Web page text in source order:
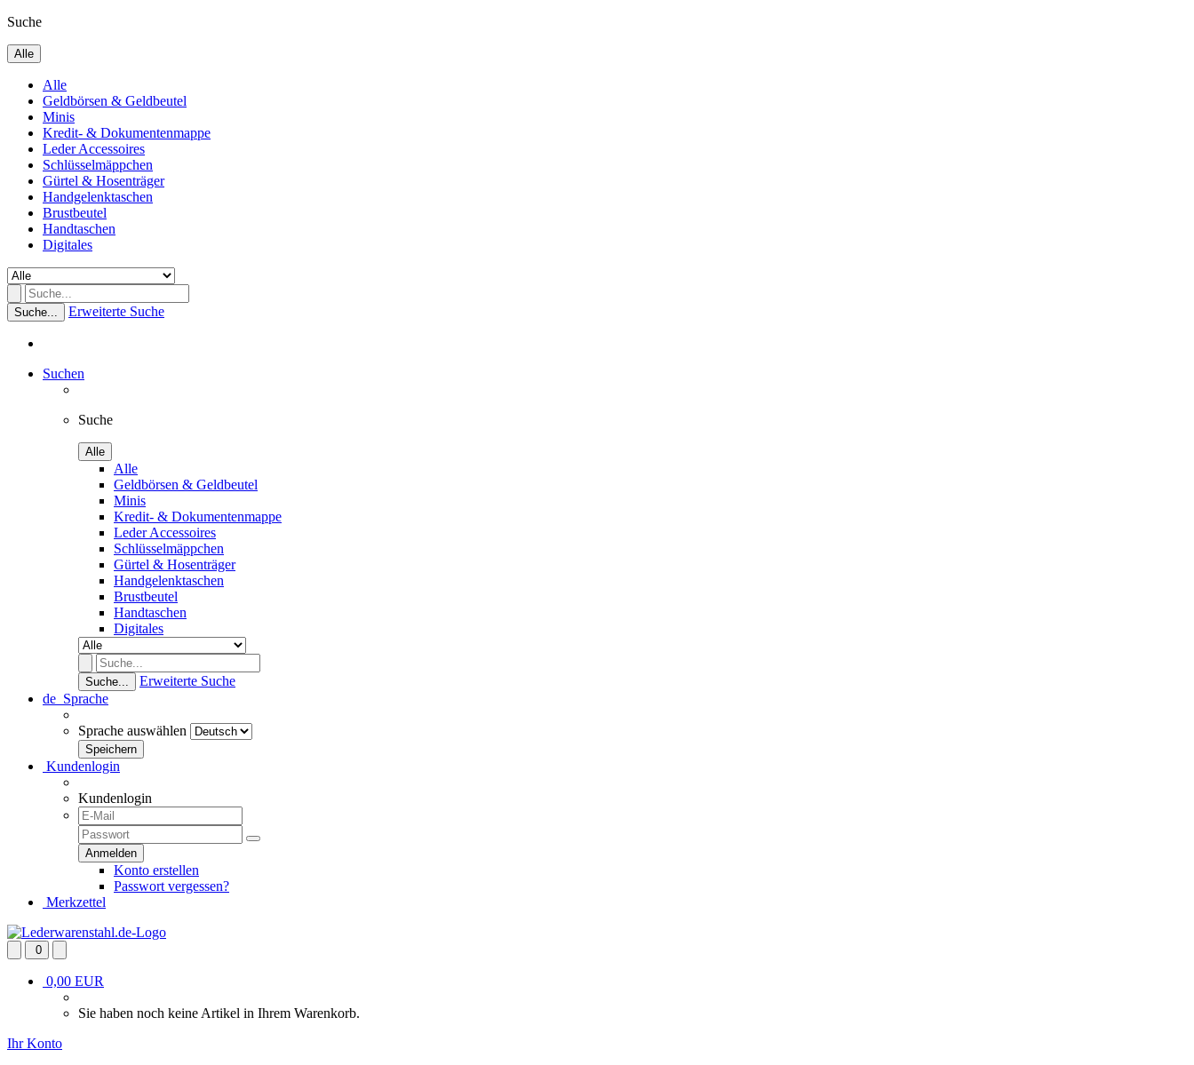
Suche
Alle
Alle
Geldbörsen & Geldbeutel
Minis
Kredit- & Dokumentenmappe
Leder Accessoires
Schlüsselmäppchen
Gürtel & Hosenträger
Handgelenktaschen
Brustbeutel
Handtaschen
Digitales
Suche... Erweiterte Suche
Suchen
Suche
Alle
Alle
Geldbörsen & Geldbeutel
Minis
Kredit- & Dokumentenmappe
Leder Accessoires
Schlüsselmäppchen
Gürtel & Hosenträger
Handgelenktaschen
Brustbeutel
Handtaschen
Digitales
Suche...
Erweiterte Suche
de Sprache
Sprache auswählen
Kundenlogin
Kundenlogin
Konto erstellen
Passwort vergessen?
Merkzettel
0
0,00 EUR
Sie haben noch keine Artikel in Ihrem Warenkorb.
Ihr Konto